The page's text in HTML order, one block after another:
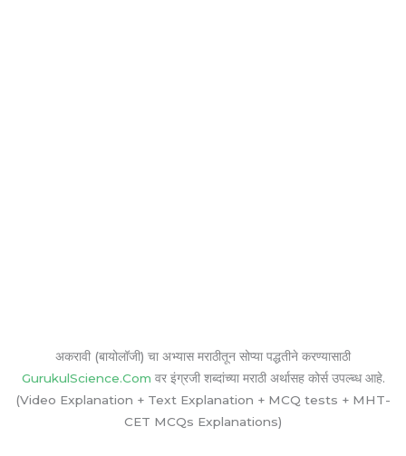
अकरावी (बायोलॉजी) चा अभ्यास मराठीतून सोप्या पद्धतीने करण्यासाठी
GurukulScience.Com वर इंग्रजी शब्दांच्या मराठी अर्थासह कोर्स उपल्ब्ध आहे.
(Video Explanation + Text Explanation + MCQ tests + MHT-
CET MCQs Explanations)